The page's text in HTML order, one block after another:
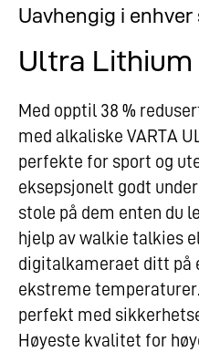
Uavhengig i enhver
Ultra Lithium
Med opptil 38 %
med alkaliske VARTA
perfekte for sport og
eksepsjonelt godt
stole på dem enten du
hjelp av walkie talkies
digitalkameraet ditt på
ekstreme
perfekt med
Høyeste kvalitet for